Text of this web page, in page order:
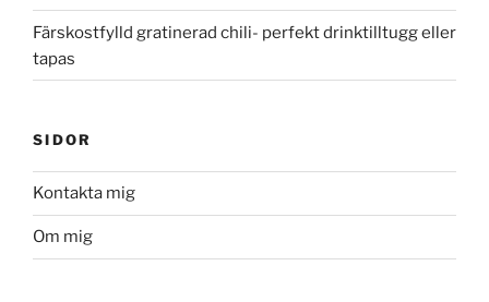
Färskostfylld gratinerad chili- perfekt drinktilltugg eller
tapas
SIDOR
Kontakta mig
Om mig